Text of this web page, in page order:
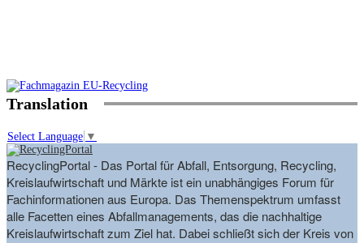
Translation
Select Language ▼
RecyclingPortal - Das Portal für Abfall, Entsorgung, Recycling,
Kreislaufwirtschaft und Märkte ist ein unabhängiges Forum für
Fachinformationen aus Europa. Das Themenspektrum umfasst
alle Facetten eines Abfallmanagements, das die nachhaltige
Kreislaufwirtschaft zum Ziel hat. Dabei schließt sich der Kreis von